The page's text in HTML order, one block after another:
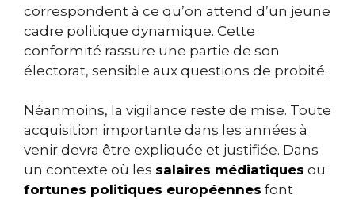
correspondent à ce qu’on attend d’un jeune
cadre politique dynamique. Cette
conformité rassure une partie de son
électorat, sensible aux questions de probité.
Néanmoins, la vigilance reste de mise. Toute
acquisition importante dans les années à
venir devra être expliquée et justifiée. Dans
un contexte où les salaires médiatiques ou
fortunes politiques européennes font